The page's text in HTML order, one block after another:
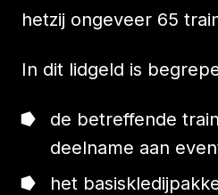
hetzij ongeveer 65
In dit lidgeld is
de betreffende
deelname aan
het